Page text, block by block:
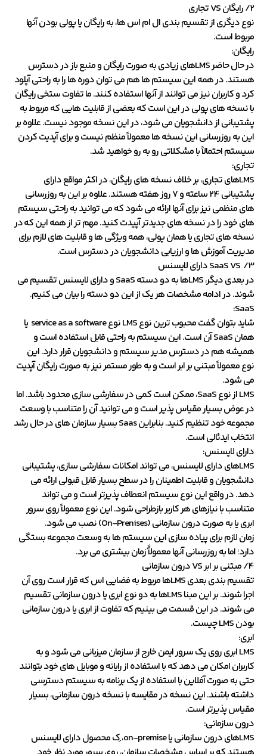
2/ رایگان VS تجاری
نوع دیگری از تقسیم بندی ال ام اس ها، به رایگان یا پولی بودن آنها
مربوط است.
رایگان:
در حال حاضر LMSهای زیادی به صورت رایگان و منبع باز در دسترس
هستند. در همه این سیستم ها هم می توان دوره ها را به راحتی آپلود
کرد و کاربران نیز می توانند از آنها استفاده کنند. ما تفاوت ستخی رایگان
با نسخه های پولی در این است که بعضی از قابلیت هایی که مربوط به
پشتیبانی از دانشجویان می شود، در این نسخه موجود نیست. علاوه بر
این به روزرسانی این نسخه ها معمولاً منظم نیست و برای آپدیت کردن
سیستم احتمالاً با مشکلاتی رو به رو خواهید شد.
تجاری:
LMSهای تجاری، بر خلاف نسخه های رایگان، در اکثر مواقع دارای
پشتیبانی 24 ساعته و 7 روز هفته هستند. علاوه بر این به روزرسانی
های منظمی نیز برای آنها ارائه می شود که می توانید به راحتی سیستم
های خود را در نسخه های جدیدتر آپیدت کنید. مهم تر از همه این که در
نسخه های تجاری یا همان پولی، همه ویژگی ها و قابلیت های لازم برای
مدیریت آموزش ها و ارزیابی دانشجویان در دسترس است.
3/ SaaS VS دارای لایسنس
در بعدی دیگر، LMSها به دو دسته SaaS و دارای لایسنس تقسیم می
شوند. در ادامه مشخصات هر یک از این دو دسته را بیان می کنیم.
SaaS:
شاید بتوان گفت محبوب ترین نوع LMS نوع service as a software یا
همان SaaS آن است. این سیستم به راحتی قابل استفاده است و
همیشه هم در دسترس مدیر سیستم و دانشجویان قرار دارد. این
نوع معمولاً مبتنی بر ابر است و به طور مستمر نیز به صورت رایگان آپدیت
می شود.
LMS از نوع SaaS، ممکن است کمی در سفارشی سازی محدود باشد. اما
در عوض بسیار مقیاس پذیر است و می توانید آن را متناسب با وسعت
مجموعه خود تنظیم کنید. بنابراین Saas بسیار سازمان های در حال رشد
انتخاب ایدئالی است.
دارای لایسنس:
LMSهای دارای لایسنس، می تواند امکانات سفارشی سازی، پشتیبانی
دانشجویان و قابلیت اطمینان را در سطح بسیار قابل قبولی ارائه می
دهد. در واقع این نوع سیستم انعطاف پذیرتر است و می تواند
متناسب با نیازهای هر کاربر بازطراحی شود. این نوع معمولاً روی سرور
ابری یا به صورت درون سازمانی (On-Prenises) نصب می شود.
زمان لازم برای پیاده سازی این سیستم ها به وسعت مجموعه بستگی
دارد؛ اما به روزرسانی آنها معمولآً زمان بیشتری می برد.
4/ مبتنی بر ابر VS درون سازمانی
تقسیم بندی بعدی LMSها مربوط به فضایی اس که قرار است روی آن
اجرا شوند. بر این مبنا LMSها به دو نوع ابری یا درون سازمانی تقسیم
می شوند. در این قسمت می بینیم که تفاوت از ابری یا درون سازمانی
بودن LMS چیست.
ابری:
LMS ابری روی یک سرور ایمن خارج از سازمان میزبانی می شود و به
کاربران امکان می دهد که با استفاده از رایانه و موبایل های خود بتوانند
حتی به صورت آفلاین با استفاده از یک برنامه به سیستم دسترسی
داشته باشند. این نسخه در مقایسه با نسخه درون سازمانی، بسیار
مقیاس پذیرتر است.
درون سازمانی:
LMSهای درون سازمانی یا on-premise، ِک محصول دارای لایسنس